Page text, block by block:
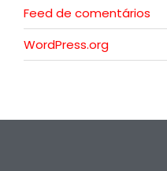
Feed de comentários
WordPress.org